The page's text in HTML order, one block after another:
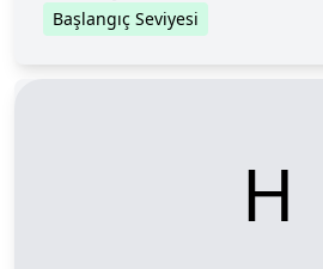
olmayan dağıtık defter
Başlangıç Seviyesi
H